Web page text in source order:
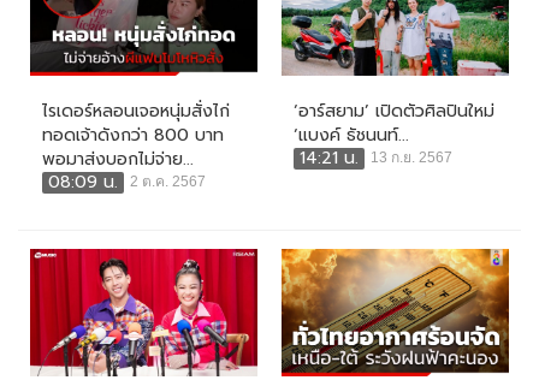
ไรเดอร์หลอนเจอหนุ่มสั่งไก่
ทอดเจ้าดังกว่า 800 บาท
พอมาส่งบอกไม่จ่าย...
08:09 น.
2 ต.ค. 2567
‘อาร์สยาม’ เปิดตัวศิลปินใหม่
‘แบงค์ ธัชนนท์...
14:21 น.
13 ก.ย. 2567